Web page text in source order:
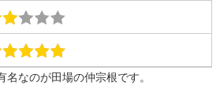
なのが田場の仲宗根です。